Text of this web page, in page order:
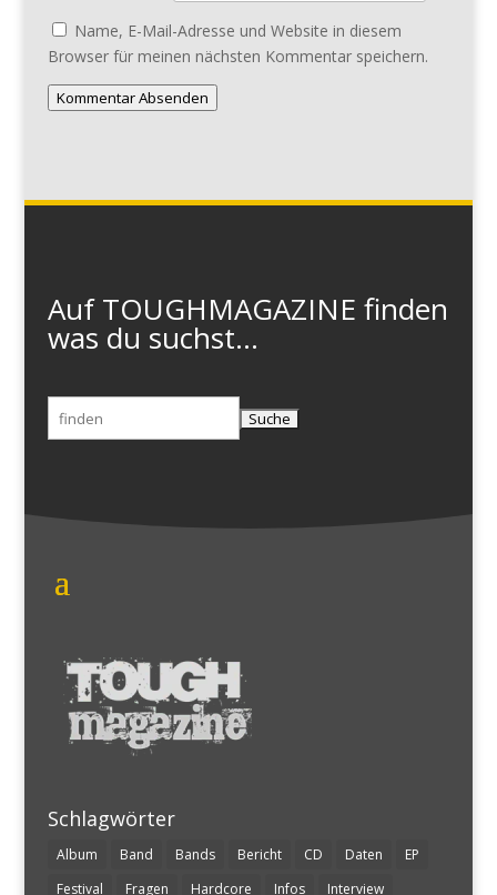
Name, E-Mail-Adresse und Website in diesem
Browser für meinen nächsten Kommentar speichern.
Kommentar Absenden
Auf TOUGHMAGAZINE finden
was du suchst...
Suchen
nach:
Schlagwörter
Album Band Bands Bericht CD Daten
EP
Festival
Fragen Hardcore Infos Interview